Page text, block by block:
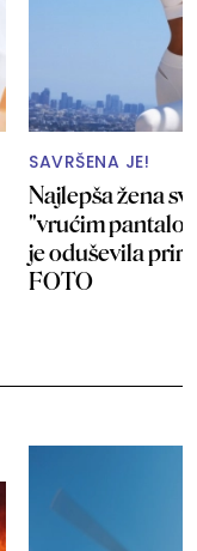
SAVRŠENA JE!
Najlepša žena
"vrućim
je oduševila
FOTO